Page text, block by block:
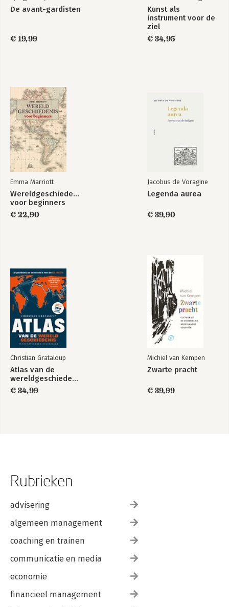
De avant-gardisten
€ 19,99
Kunst als
instrument voor de
ziel
€ 34,95
Emma Marriott
Wereldgeschiedenis
voor beginners
€ 22,90
Jacobus de Voragine
Legenda aurea
€ 39,90
Christian Grataloup
Atlas van de
wereldgeschiedenis
€ 34,99
Michiel van Kempen
Zwarte pracht
€ 39,99
Rubrieken
advisering
algemeen management
coaching en trainen
communicatie en media
economie
financieel management